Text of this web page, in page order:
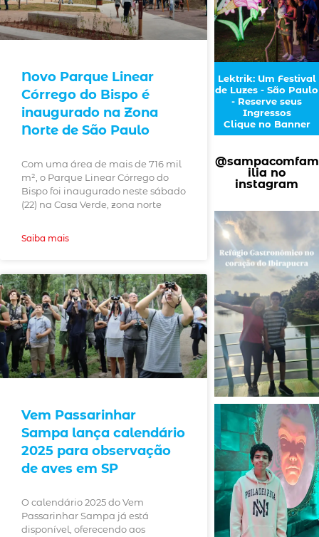
Novo Parque Linear
Córrego do Bispo é
inaugurado na Zona
Norte de São Paulo
Com uma área de mais de 716 mil
m², o Parque Linear Córrego do
Bispo foi inaugurado neste sábado
(22) na Casa Verde, zona norte
Saiba mais
Vem Passarinhar
Sampa lança calendário
2025 para observação
de aves em SP
O calendário 2025 do Vem
Passarinhar Sampa já está
disponível, oferecendo aos
Lektrik: Um Festival
de Luzes - São Paulo
- Reserve seus
Ingressos
Clique no Banner
@sampacomfam
ilia no
instagram